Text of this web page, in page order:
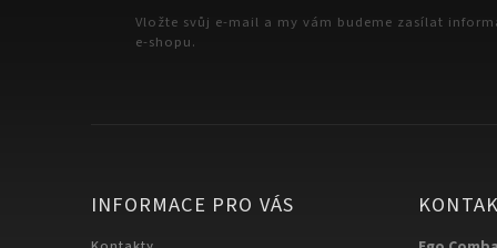
Vložte svůj e-mail a my vám budeme zasílat
e-shopu.
INFORMACE PRO VÁS